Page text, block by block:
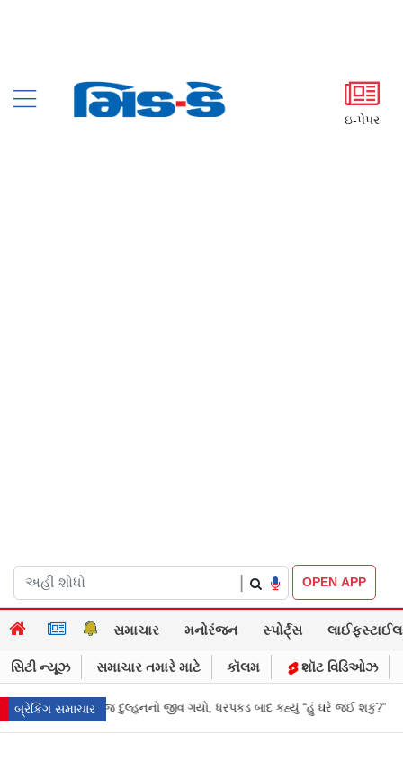
ઇ-પેપર
OPEN APP
સમાચાર મનોરંજન સ્પોર્ટ્સ લાઈફસ્ટાઈલ
સિટી ન્યૂઝ સમાચાર તમારે માટે કૉલમ શૉટ વિડિઓઝ
બ્રેકિંગ સમાચાર
ધરપકડ બાદ કહ્યું “હું ઘરે જઈ શકું?” ‘હું બાબા બાગેશ્વર નથી...’: IIT